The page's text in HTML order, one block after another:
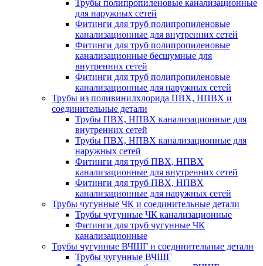
Трубы полипропиленовые канализационные
для наружных сетей
Фитинги для труб полипропиленовые
канализационные для внутренних сетей
Фитинги для труб полипропиленовые
канализационные бесшумные для
внутренних сетей
Фитинги для труб полипропиленовые
канализационные для наружных сетей
Трубы из поливинилхлорида ПВХ, НПВХ и
соединительные детали
Трубы ПВХ, НПВХ канализационные для
внутренних сетей
Трубы ПВХ, НПВХ канализационные для
наружных сетей
Фитинги для труб ПВХ, НПВХ
канализационные для внутренних сетей
Фитинги для труб ПВХ, НПВХ
канализационные для наружных сетей
Трубы чугунные ЧК и соединительные детали
Трубы чугунные ЧК канализационные
Фитинги для труб чугунные ЧК
канализационные
Трубы чугунные ВЧШГ и соединительные детали
Трубы чугунные ВЧШГ